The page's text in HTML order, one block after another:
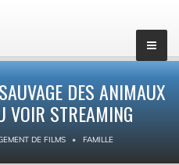
DES ANIMAUX
VOIR STREAMING
DE FILMS FAMILLE